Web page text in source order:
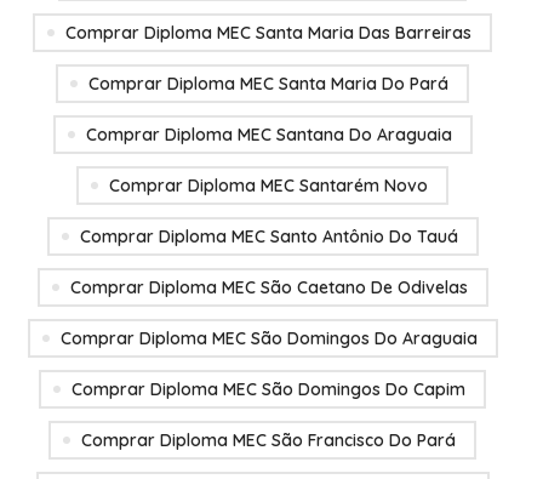
Comprar Diploma MEC Santa Maria Das Barreiras
Comprar Diploma MEC Santa Maria Do Pará
Comprar Diploma MEC Santana Do Araguaia
Comprar Diploma MEC Santarém Novo
Comprar Diploma MEC Santo Antônio Do Tauá
Comprar Diploma MEC São Caetano De Odivelas
Comprar Diploma MEC São Domingos Do Araguaia
Comprar Diploma MEC São Domingos Do Capim
Comprar Diploma MEC São Francisco Do Pará